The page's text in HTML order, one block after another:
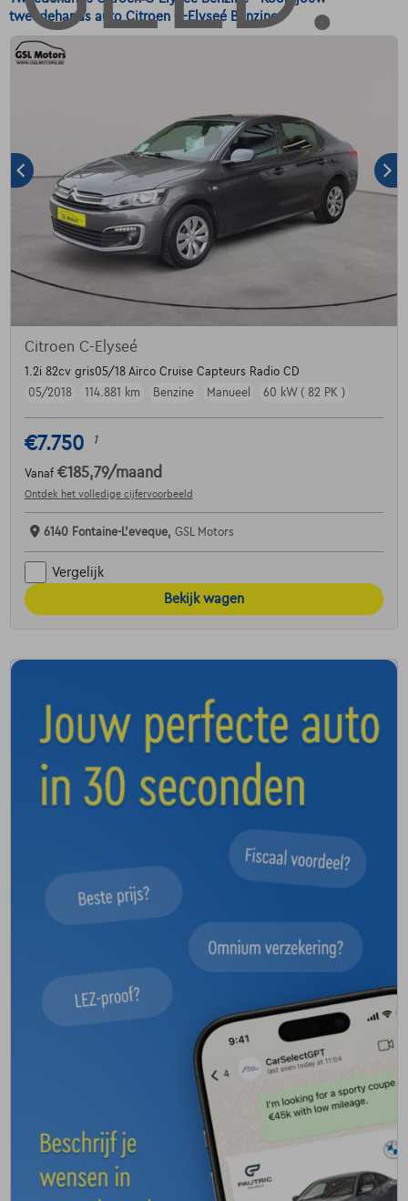
tweedehands auto Citroen C-Elyseé Benzine.
Citroen C-Elyseé
1.2i 82cv gris05/18 Airco Cruise Capteurs Radio CD
05/2018
114.881 km Benzine Manueel 60 kW ( 82 PK )
€7.750 1
Vanaf €185,79/maand
Ontdek het volledige cijfervoorbeeld
6140 Fontaine-L'eveque, GSL Motors
Vergelijk
Bekijk wagen